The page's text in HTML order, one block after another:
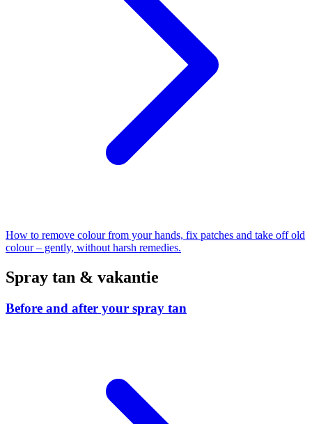
How to remove colour from your hands, fix patches and take off old
colour – gently, without harsh remedies.
Spray tan & vakantie
Before and after your spray tan